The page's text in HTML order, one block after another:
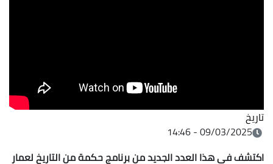
تاريخ
09/03/2025 - 14:46
اكتشف في هذا العدد الجديد من برنامج حكمة من التاريخ لعمار